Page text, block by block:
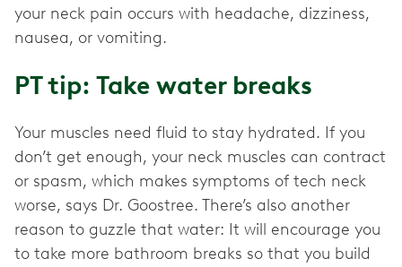
your neck pain occurs with headache, dizziness,
nausea, or vomiting.
PT tip: Take water breaks
Your muscles need fluid to stay hydrated. If you
don’t get enough, your neck muscles can contract
or spasm, which makes symptoms of tech neck
worse, says Dr. Goostree. There’s also another
reason to guzzle that water: It will encourage you
to take more bathroom breaks so that you build